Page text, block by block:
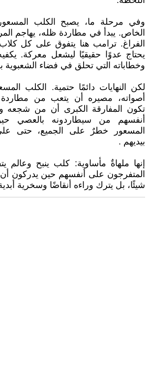
وفي مرحلة ما، يصبح الكلب
الخاص. يبدأ في مطاردة ظله، يهاجم
الفراغ. ترامب هنا يتفوق على كل كلاب
يحتاج عدوًا حقيقيًا ليشعل معركة.
وخطاباته التي تحلق في فضاء الشعبوية
لكن النهايات دائمًا حتمية. الكلب
أصواته، مصيره أن يتعب من مطاردة
تكون المفارقة الكبرى أن من شجعه
أنفسهم من سيطاردونه بالعصي
المسعور خطرٌ على الجميع، حتى
بيديهم .
إنها ملهاةٌ مأساوية: كلب ينبح وعالم
المتفرجون على أنفسهم حين يدركون أن
شيئًا، بل يترك وراءه أنقاضًا وسخرية